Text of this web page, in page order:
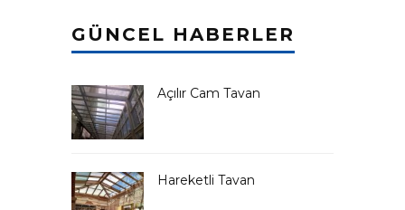
GÜNCEL HABERLER
Açılır Cam Tavan
Hareketli Tavan